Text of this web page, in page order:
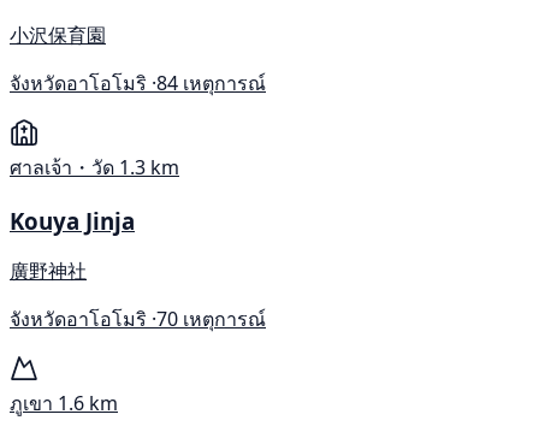
小沢保育園
จังหวัดอาโอโมริ ·84 เหตุการณ์
ศาลเจ้า・วัด 1.3 km
Kouya Jinja
廣野神社
จังหวัดอาโอโมริ ·70 เหตุการณ์
ภูเขา 1.6 km